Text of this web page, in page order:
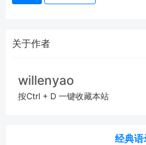
关于作者
willenyao
按Ctrl + D 一键收藏本站
经典语